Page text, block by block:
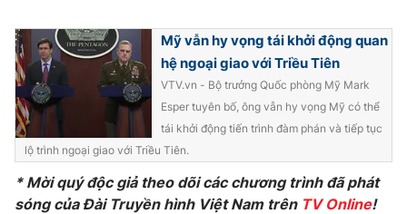
Sản phẩm
Thị trường
Tư vấn
Lịch phát sóng
Chuyên mục khác
Emagazine Podcast
Mỹ vẫn hy vọng tái khởi động quan
hệ ngoại giao với Triều Tiên
VTV.vn - Bộ trưởng Quốc phòng Mỹ Mark
Esper tuyên bố, ông vẫn hy vọng Mỹ có thể
tái khởi động tiến trình đàm phán và tiếp tục
lộ trình ngoại giao với Triều Tiên.
* Mời quý độc giả theo dõi các chương trình đã phát
sóng của Đài Truyền hình Việt Nam trên TV Online!